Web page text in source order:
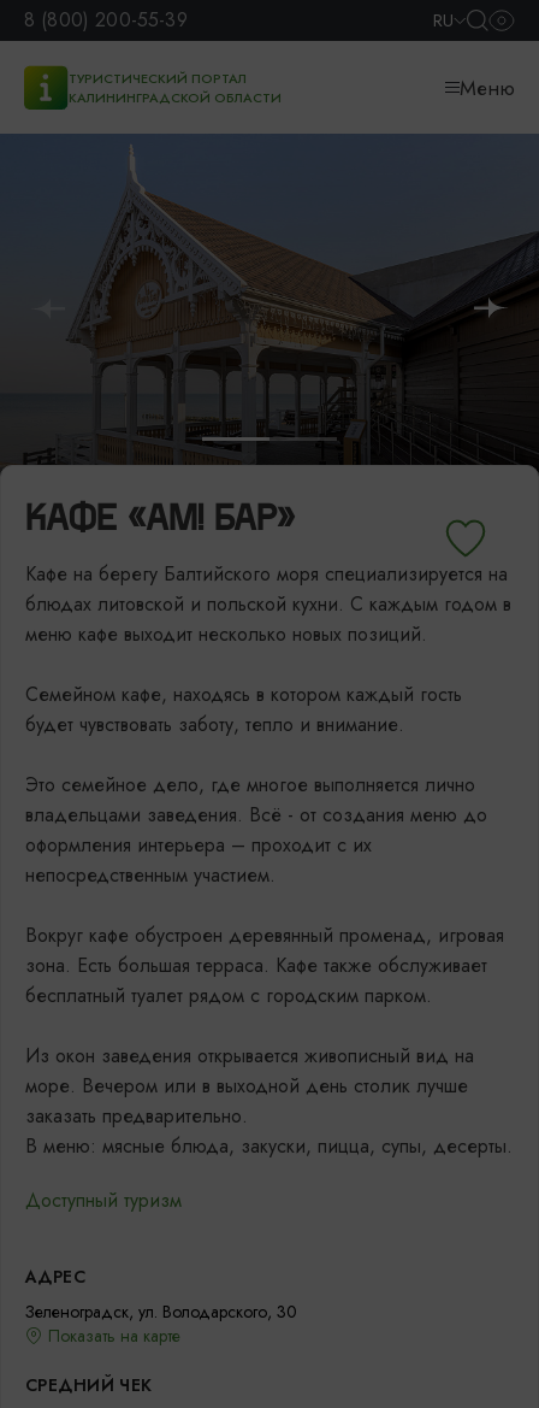
8 (800) 200-55-39 RU
ТУРИСТИЧЕСКИЙ ПОРТАЛ
КАЛИНИНГРАДСКОЙ ОБЛАСТИ
Меню
КАФЕ «АМ! БАР»
Кафе на берегу Балтийского моря специализируется на
блюдах литовской и польской кухни. С каждым годом в
меню кафе выходит несколько новых позиций.
Семейном кафе, находясь в котором каждый гость
будет чувствовать заботу, тепло и внимание.
Это семейное дело, где многое выполняется лично
владельцами заведения. Всё - от создания меню до
оформления интерьера – проходит с их
непосредственным участием.
Вокруг кафе обустроен деревянный променад, игровая
зона. Есть большая терраса. Кафе также обслуживает
бесплатный туалет рядом с городским парком.
Из окон заведения открывается живописный вид на
море. Вечером или в выходной день столик лучше
заказать предварительно.
В меню: мясные блюда, закуски, пицца, супы, десерты.
Доступный туризм
АДРЕС
Зеленоградск, ул. Володарского, 30
Показать на карте
СРЕДНИЙ ЧЕК